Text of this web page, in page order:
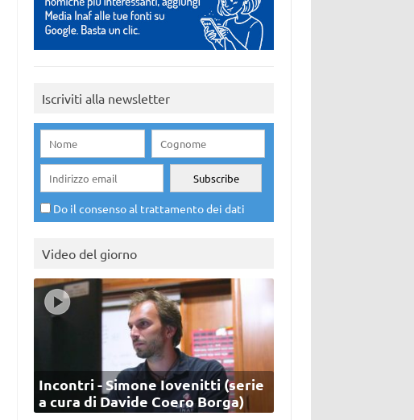
Iscriviti alla newsletter
Do il consenso al trattamento dei dati
Video del giorno
Incontri - Simone Iovenitti (serie
a cura di Davide Coero Borga)